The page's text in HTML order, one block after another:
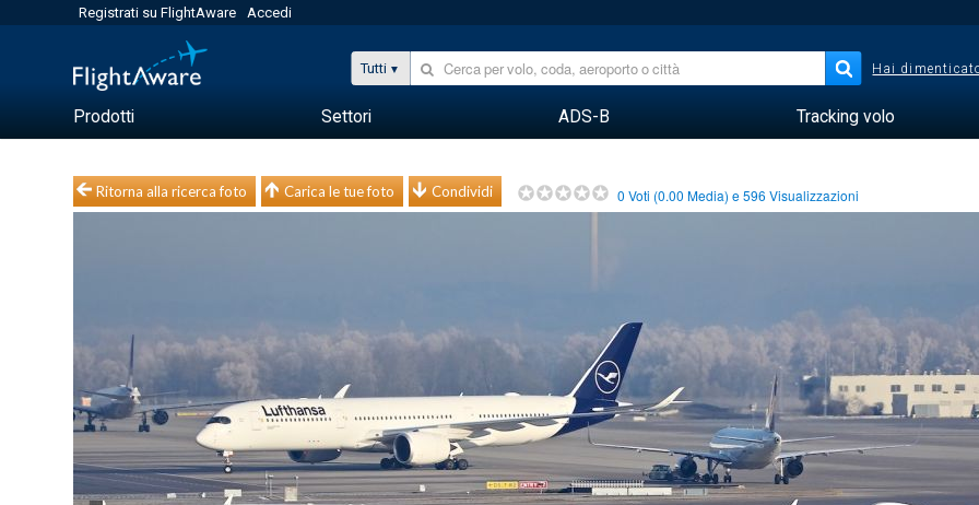
Registrati su FlightAware Accedi
Tutti Hai
Prodotti Settori ADS-B Tracking volo
Ritorna alla ricerca foto Carica le tue foto Condividi 0 Voti (0.00 Media) e596 Visualizzazioni